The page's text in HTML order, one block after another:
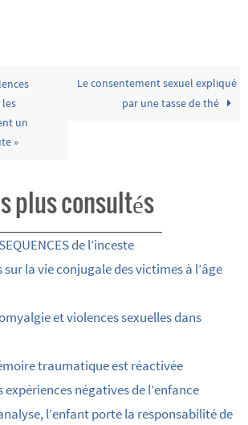
les
un
»
Le consentement sexuel expliqué
par une tasse de thé
plus consultés
de l’inceste
sur la vie conjugale des victimes à l’âge
et violences sexuelles dans
traumatique est réactivée
expériences négatives de l’enfance
l’enfant porte la responsabilité de